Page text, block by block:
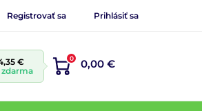
Registrovať sa Prihlásiť sa
€
0 0,00 €